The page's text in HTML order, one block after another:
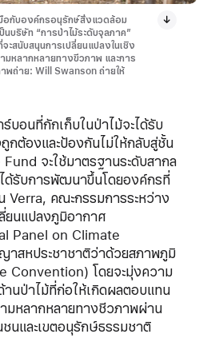
อกับองค์กรอนุรักษ์สิ่งแวดล้อม
บริษัท “การป่าไม้ระดับจุลภาค”
ะสนับสนุนการเปลี่ยนแปลงในเชิง
มหลากหลายทางขีวภาพ และการ
ถ่าย: Will Swanson ถ่ายให้
บอนที่กักเก็บในป่าไม้จะได้รับ
กต้องและป้องกันไม่ให้กลับสู่ชั้น
จะใช้มาตรฐานระดับสากล
ด้รับการพัฒนาขึ้นโดยองค์กรที่
Verra, คณะกรรมการระหว่าง
ยนแปลงภูมิอากาศ
Panel on Climate
าสหประชาชาติว่าด้วยสภาพภูมิ
Convention) โดยจะมุ่งความ
นป่าไม้ที่ก่อให้เกิดผลตอบแทน
มหลากหลายทางชีวภาพผ่าน
นและเขตอนุรักษ์ธรรมชาติ